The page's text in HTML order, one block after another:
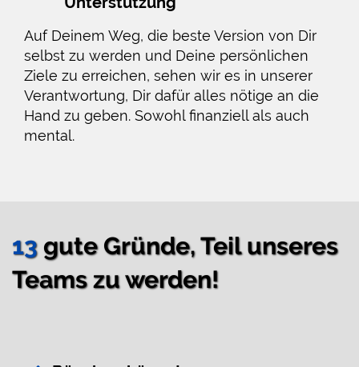
Auf Deinem Weg, die beste Version von Dir
selbst zu werden und Deine persönlichen
Ziele zu erreichen, sehen wir es in unserer
Verantwortung, Dir dafür alles nötige an die
Hand zu geben. Sowohl finanziell als auch
mental.
13gute Gründe, Teil unseres
Teams zu werden!